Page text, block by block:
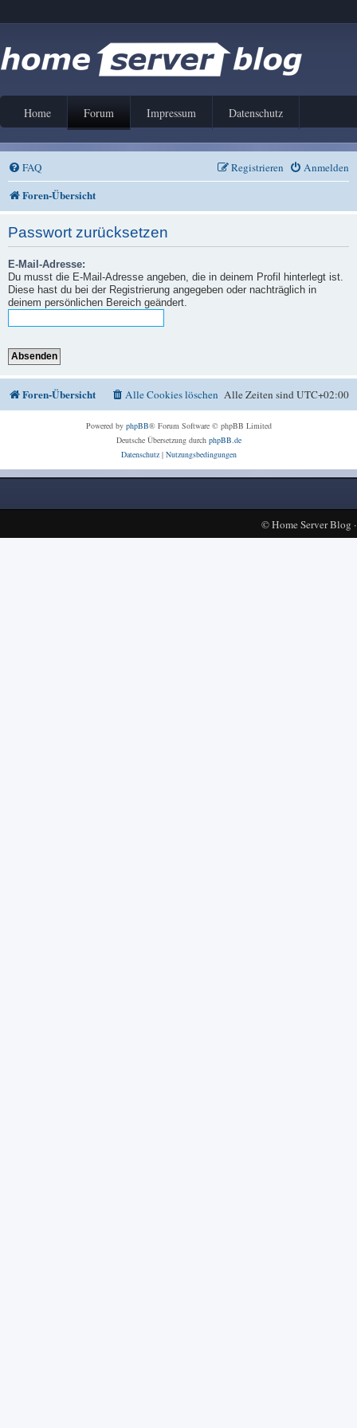
Home Forum Impressum Datenschutz
FAQ Anmelden
Registrieren
Foren-Übersicht
Passwort zurücksetzen
E-Mail-Adresse:
Du musst die E-Mail-Adresse angeben, die in deinem Profil hinterlegt ist.
Diese hast du bei der Registrierung angegeben oder nachträglich in
deinem persönlichen Bereich geändert.
Foren-Übersicht Alle Zeiten sindUTC+02:00
Alle Cookies löschen
Powered by phpBB® Forum Software © phpBB Limited
Deutsche Übersetzung durch phpBB.de
Datenschutz| Nutzungsbedingungen
©Home Server Blog